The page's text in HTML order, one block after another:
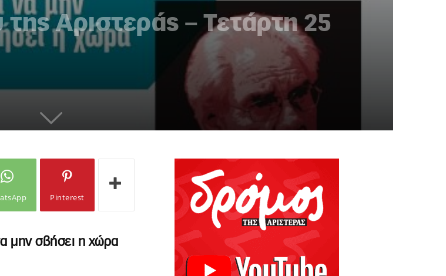
Αριστεράς – Τετάρτη 25
Pinterest
μην σβήσει η χώρα